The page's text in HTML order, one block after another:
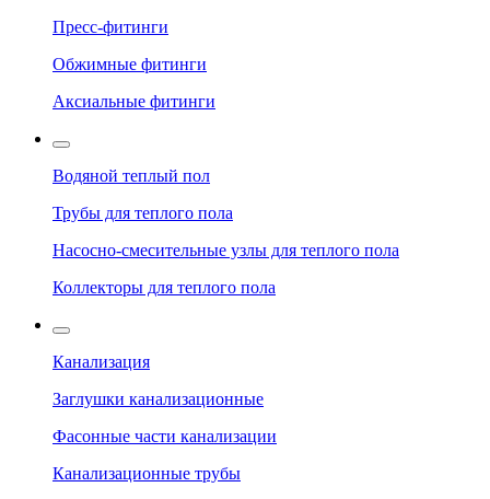
Пресс-фитинги
Обжимные фитинги
Аксиальные фитинги
Водяной теплый пол
Трубы для теплого пола
Насосно-смесительные узлы для теплого пола
Коллекторы для теплого пола
Канализация
Заглушки канализационные
Фасонные части канализации
Канализационные трубы